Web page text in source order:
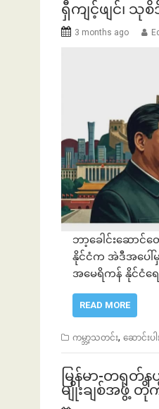
ရှီကျင့်ဖျင်၊ သု
3 months ago
ဘာ့ခေါင်းဆောင်
နိုင်ငံက အဲဒီအပေ
အမေရိကန် နိုင်ငံရေ
READ MORE
ကမ္ဘာ့သတင်း, ဆောင်းပါ
မြန်မာ-တရုတ်
မျိုးချစ်အဖွဲ့ တို